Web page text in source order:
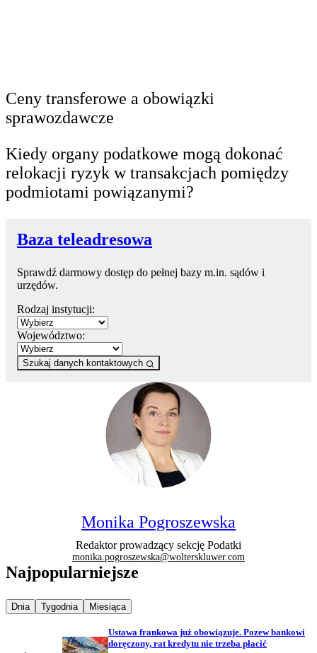
Ceny transferowe a obowiązki
sprawozdawcze
Kiedy organy podatkowe mogą dokonać
relokacji ryzyk w transakcjach pomiędzy
podmiotami powiązanymi?
Baza teleadresowa
Sprawdź darmowy dostęp do pełnej bazy m.in. sądów i
urzędów.
Rodzaj instytucji:
Województwo:
Szukaj danych kontaktowych
Monika Pogroszewska
Redaktor prowadzący sekcję Podatki
monika.pogroszewska@wolterskluwer.com
Najpopularniejsze
Najpopularniejsze wiadomości z
Dnia Najpopularniejsze wiadomości z
Tygodnia Najpopularniejsze wiadomości z
Miesiąca
Ustawa frankowa już obowiązuje. Pozew bankowi
doręczony, rat kredytu nie trzeba płacić